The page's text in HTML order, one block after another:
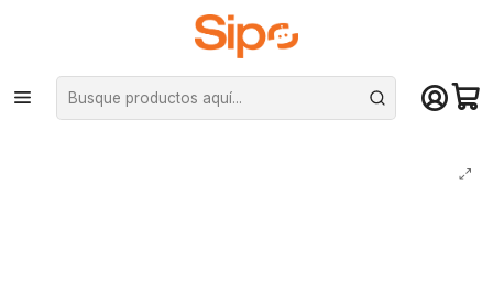
¡Compra hasta mediodía y recibe hoy! De lunes a sábado en el gran
Santiago. Envío gratis desde $29.990
Inicio Componentes PC Ram DDR4 Pc Escritorio
Memoria Ram XPG GAMMIX D35 DDR4 8GB 3200MHZ Black DIMM PC